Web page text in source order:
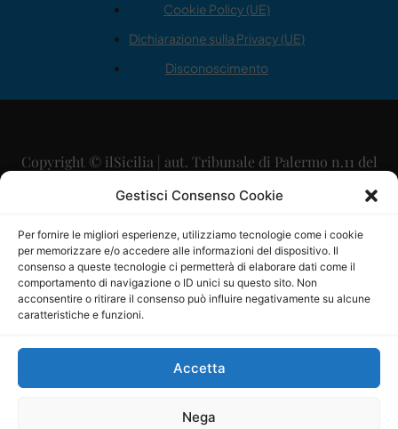
Gestisci Consenso Cookie
Per fornire le migliori esperienze, utilizziamo tecnologie come i cookie
per memorizzare e/o accedere alle informazioni del dispositivo. Il
consenso a queste tecnologie ci permetterà di elaborare dati come il
comportamento di navigazione o ID unici su questo sito. Non
acconsentire o ritirare il consenso può influire negativamente su alcune
caratteristiche e funzioni.
Accetta
Nega
Cookie Policy (UE)
Dichiarazione sulla Privacy (UE)
Disconoscimento
Copyright © ilSicilia | aut. Tribunale di Palermo n.11 del
29/09/2015
Direttore Editoriale: Maurizio Scaglione
Direttore Responsabile: Maria Calabrese
P.IVA: 06334930820
Mercurio Comunicazione Società Cooperativa a r.l. è
iscritta al Registro degli Operatori di Comunicazione al